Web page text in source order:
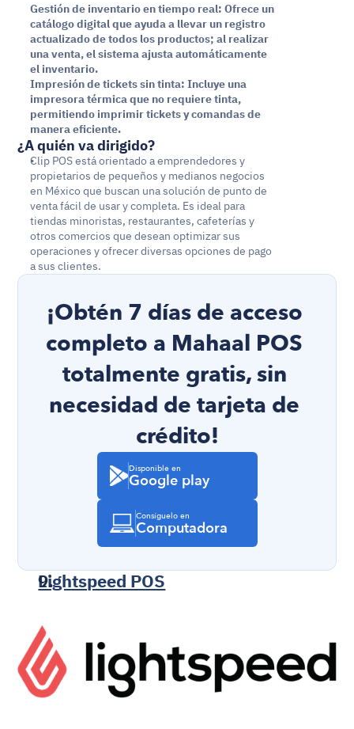
Gestión de inventario en tiempo real: Ofrece un
catálogo digital que ayuda a llevar un registro
actualizado de todos los productos; al realizar
una venta, el sistema ajusta automáticamente
el inventario.
Impresión de tickets sin tinta: Incluye una
impresora térmica que no requiere tinta,
permitiendo imprimir tickets y comandas de
manera eficiente.
¿A quién va dirigido?
Clip POS está orientado a emprendedores y
propietarios de pequeños y medianos negocios
en México que buscan una solución de punto de
venta fácil de usar y completa. Es ideal para
tiendas minoristas, restaurantes, cafeterías y
otros comercios que desean optimizar sus
operaciones y ofrecer diversas opciones de pago
a sus clientes. ​
¡Obtén 7 días de acceso
completo a Mahaal POS
totalmente gratis, sin
necesidad de tarjeta de
crédito!
Disponible en
Google play
Consíguelo en
Computadora
Lightspeed POS